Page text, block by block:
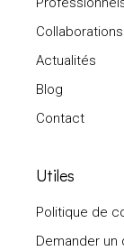
Collaborations
Actualités
Blog
Contact
Utiles
Politique de
Demander un